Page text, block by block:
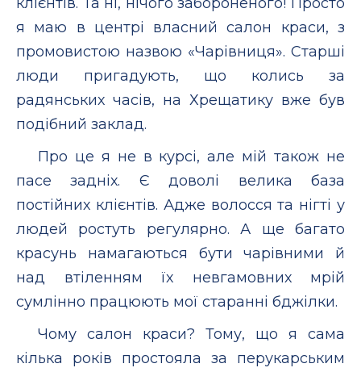
я маю в центрі власний салон краси, з
промовистою назвою «Чарівниця». Старші
люди пригадують, що колись за
радянських часів, на Хрещатику вже був
подібний заклад.
Про це я не в курсі, але мій також не
пасе задніх. Є доволі велика база
постійних клієнтів. Адже волосся та нігті у
людей ростуть регулярно. А ще багато
красунь намагаються бути чарівними й
над втіленням їх невгамовних мрій
сумлінно працюють мої старанні бджілки.
Чому салон краси? Тому, що я сама
кілька років простояла за перукарським